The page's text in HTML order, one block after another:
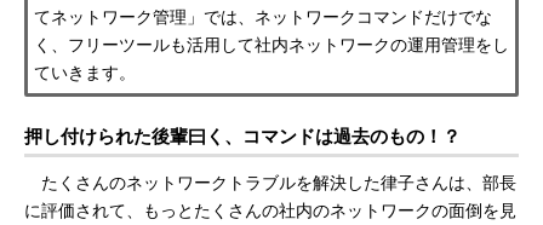
てネットワーク管理」では、ネットワークコマンドだけでな
く、フリーツールも活用して社内ネットワークの運用管理をし
ていきます。
押し付けられた後輩曰く、コマンドは過去のもの！？
たくさんのネットワークトラブルを解決した律子さんは、部長
に評価されて、もっとたくさんの社内のネットワークの面倒を見